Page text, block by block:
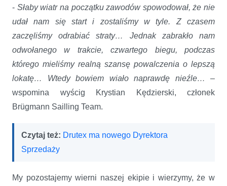
- Słaby wiatr na początku zawodów spowodował, że nie
udał nam się start i zostaliśmy w tyle. Z czasem
zaczęliśmy odrabiać straty… Jednak zabrakło nam
odwołanego w trakcie, czwartego biegu, podczas
którego mieliśmy realną szansę powalczenia o lepszą
lokatę… Wtedy bowiem wiało naprawdę nieźle… –
wspomina wyścig Krystian Kędzierski, członek
Brügmann Sailling Team.
Czytaj też: Drutex ma nowego Dyrektora
Sprzedaży
My pozostajemy wierni naszej ekipie i wierzymy, że w